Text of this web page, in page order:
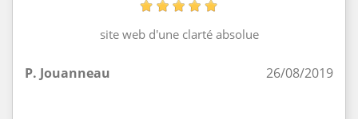
site web d'une clarté absolue
P. Jouanneau 26/08/2019